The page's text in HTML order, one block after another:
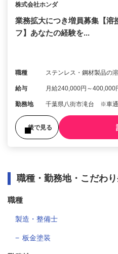
株式会社ホンダ
業務拡大につき増員募集【溶
フ】あなたの経験を...
職種 ステンレス・鋼材製品の
給与 月給240,000円～400,000
勤務地 千葉県八街市滝台 ※車
後で見る
職種・勤務地・こだわ
職種
製造・整備士
板金塗装